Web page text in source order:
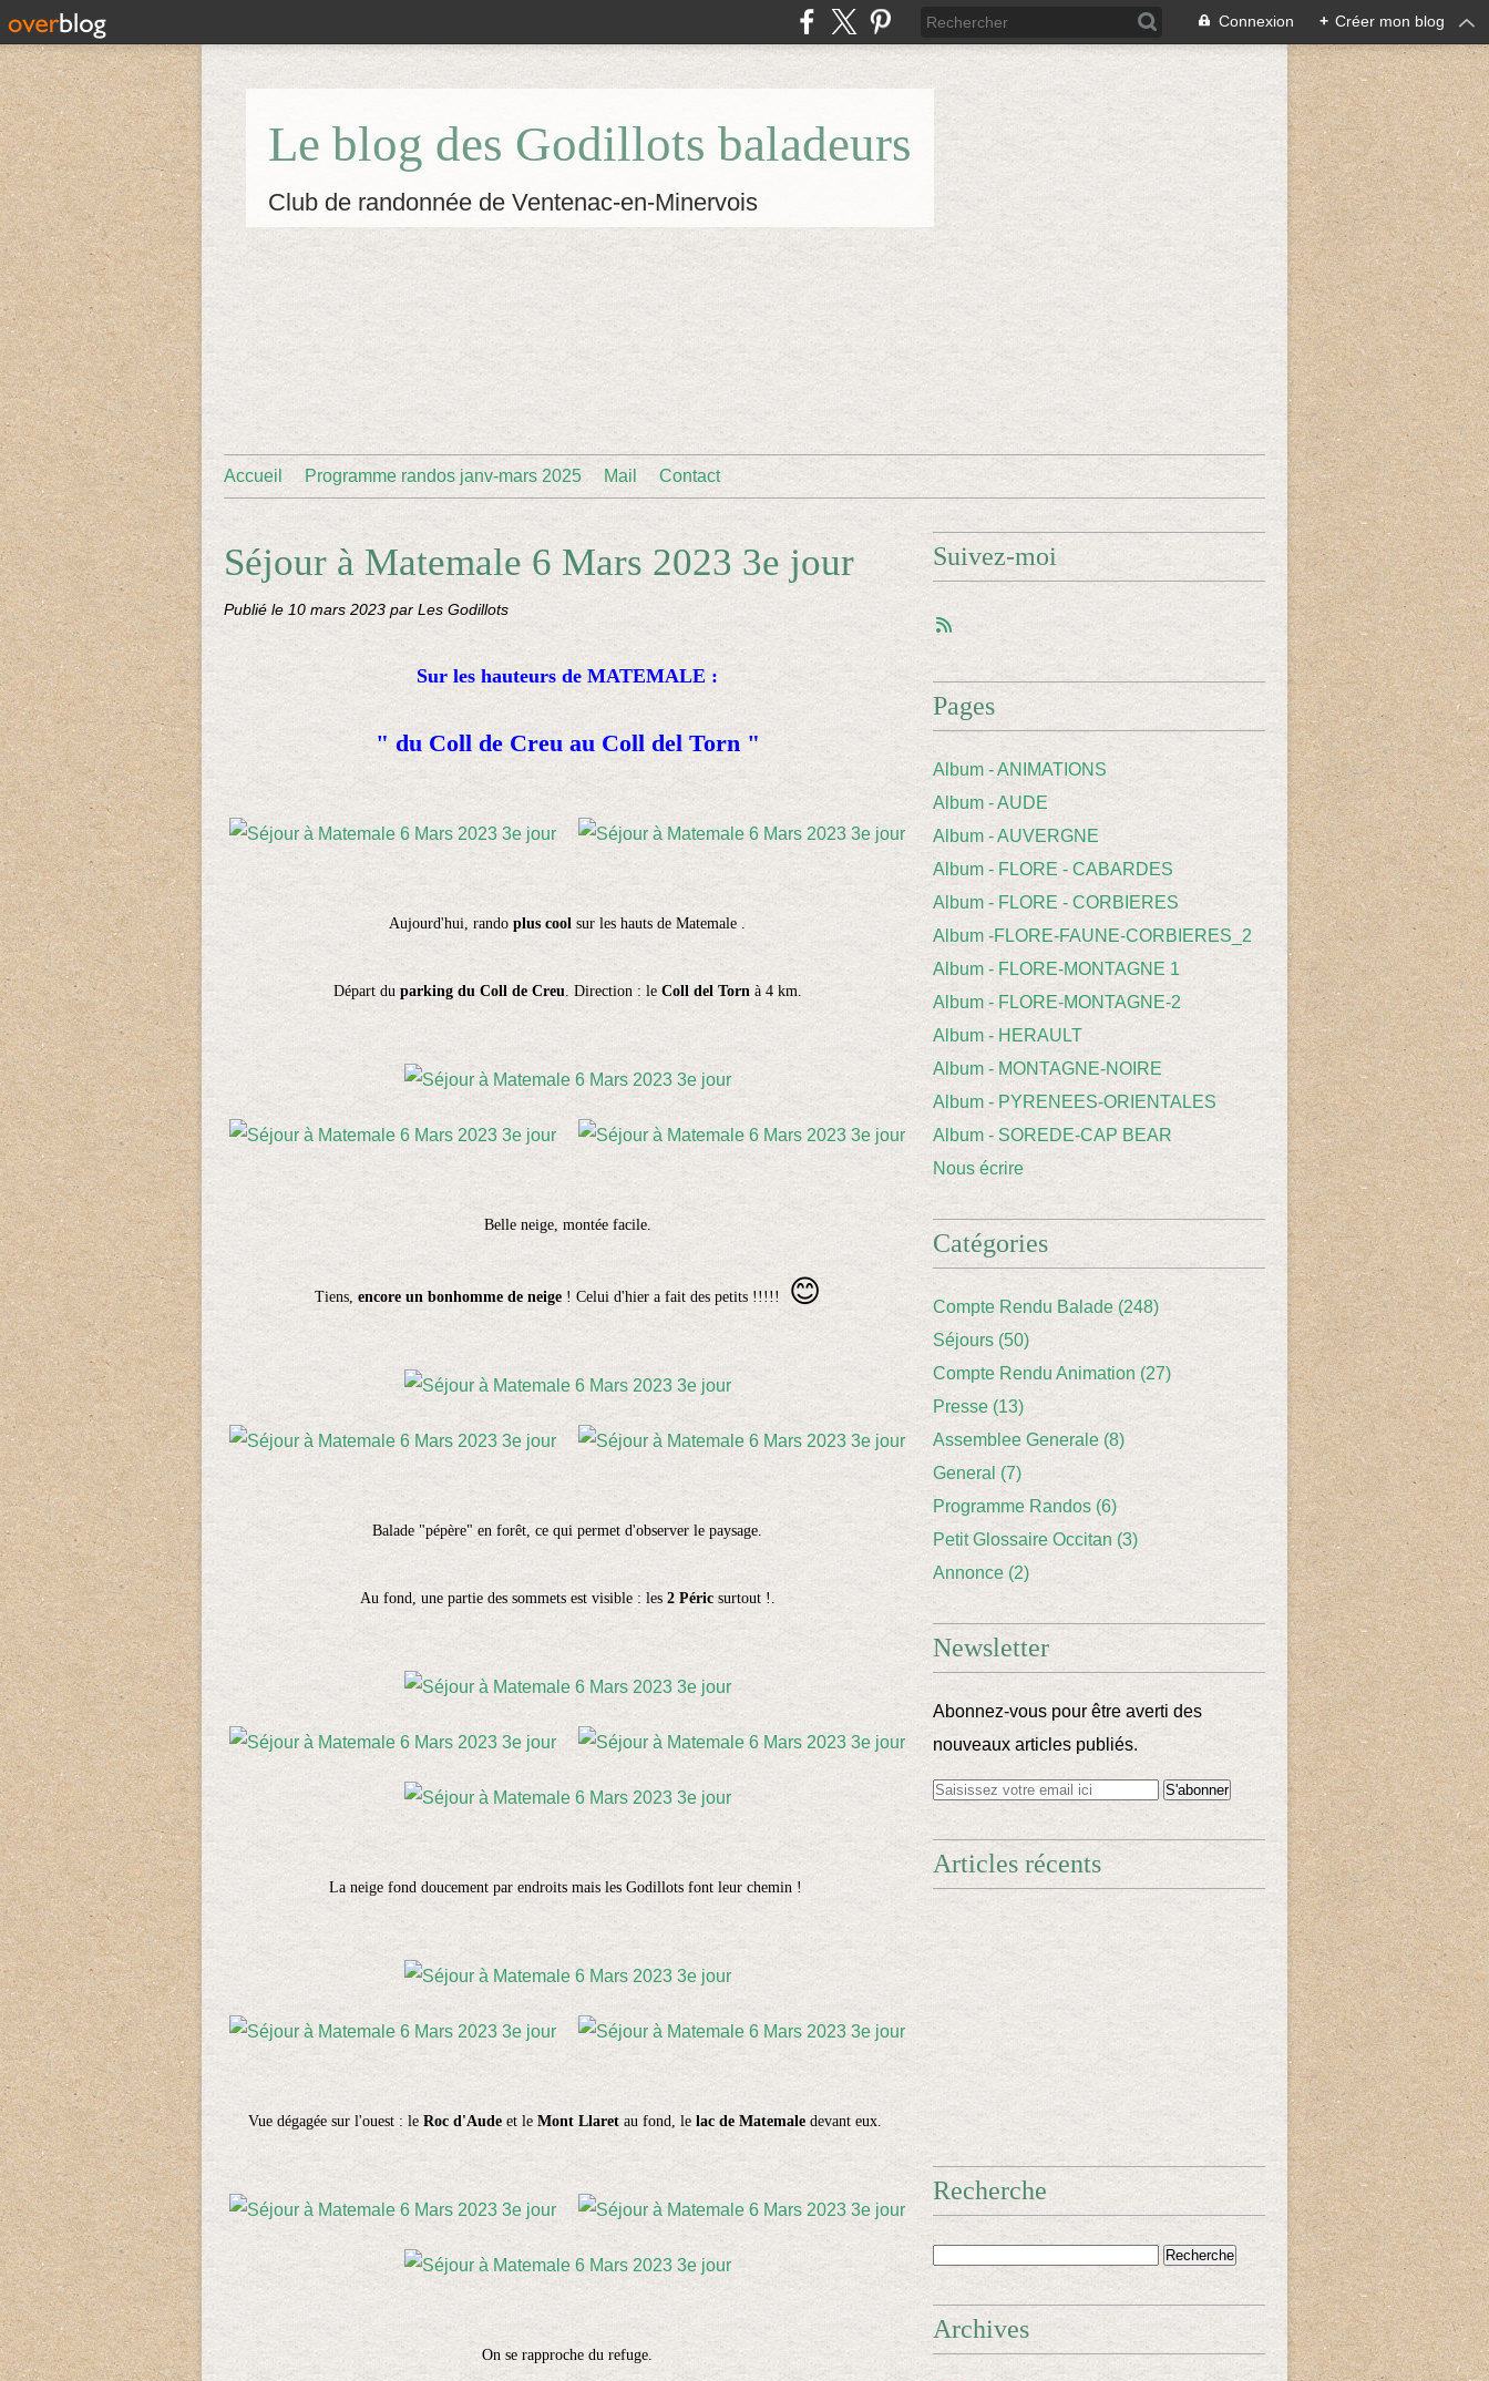
Connexion + Créer mon blog
Le blog des Godillots baladeurs
Club de randonnée de Ventenac-en-Minervois
Accueil Programme randos janv-mars 2025 Mail Contact
Séjour à Matemale 6 Mars 2023 3e jour
Publié le 10 mars 2023 par Les Godillots
Sur les hauteurs de MATEMALE :
" du Coll de Creu au Coll del Torn "
Aujourd'hui, rando plus cool sur les hauts de Matemale .
Départ duparking du Coll de Creu. Direction : le Coll del Torn à 4 km.
Belle neige, montée facile.
Tiens, encore un bonhomme de neige! Celui d'hier a fait des petits !!!!! 😊
Balade "pépère" en forêt, ce qui permet d'observer le paysage.
Au fond, une partie des sommets est visible : les 2 Péricsurtout !.
La neige fond doucement par endroits mais les Godillots font leur chemin !
Vue dégagée sur l'ouest : le Roc d'Aude et le Mont Llaret au fond, le lac de Matemale devant eux.
On se rapproche du refuge.
Suivez-moi
Pages
Album - ANIMATIONS
Album - AUDE
Album - AUVERGNE
Album - FLORE - CABARDES
Album - FLORE - CORBIERES
Album -FLORE-FAUNE-CORBIERES_2
Album - FLORE-MONTAGNE 1
Album - FLORE-MONTAGNE-2
Album - HERAULT
Album - MONTAGNE-NOIRE
Album - PYRENEES-ORIENTALES
Album - SOREDE-CAP BEAR
Nous écrire
Catégories
Compte Rendu Balade (248)
Séjours (50)
Compte Rendu Animation (27)
Presse (13)
Assemblee Generale (8)
General (7)
Programme Randos (6)
Petit Glossaire Occitan (3)
Annonce (2)
Newsletter
Abonnez-vous pour être averti des
nouveaux articles publiés.
Articles récents
Recherche
Archives